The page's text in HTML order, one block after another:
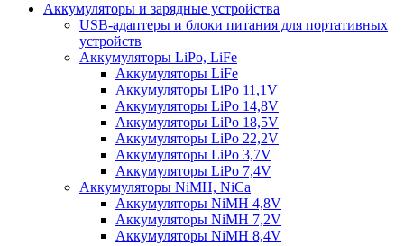
Аккумуляторы и зарядные устройства
USB-адаптеры и блоки питания для портативных
устройств
Аккумуляторы LiPo, LiFe
Аккумуляторы LiFe
Аккумуляторы LiPo 11,1V
Аккумуляторы LiPo 14,8V
Аккумуляторы LiPo 18,5V
Аккумуляторы LiPo 22,2V
Аккумуляторы LiPo 3,7V
Аккумуляторы LiPo 7,4V
Аккумуляторы NiMH, NiCa
Аккумуляторы NiMH 4,8V
Аккумуляторы NiMH 7,2V
Аккумуляторы NiMH 8,4V